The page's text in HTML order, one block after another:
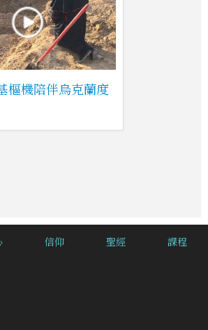
樞機陪伴烏克蘭度
信仰 聖經 課程